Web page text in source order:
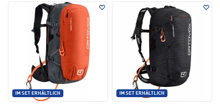
IM SET ERHÄLTLICH IM SET ERHÄLTLICH